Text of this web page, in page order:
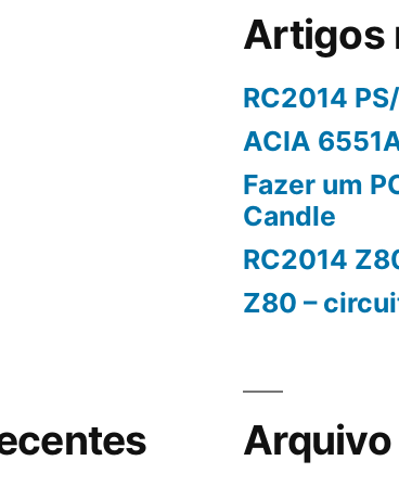
Artigos
RC2014
ACIA
Fazer um
Candle
RC2014
Z80 –
Arquivo